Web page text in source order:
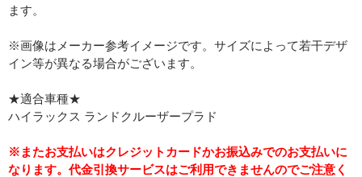
ます。
※画像はメーカー参考イメージです。サイズによって若干デザ
イン等が異なる場合がございます。
★適合車種★
ハイラックス ランドクルーザープラド
※またお支払いはクレジットカードかお振込みでのお支払いに
なります。代金引換サービスはご利用できませんのでご注意く